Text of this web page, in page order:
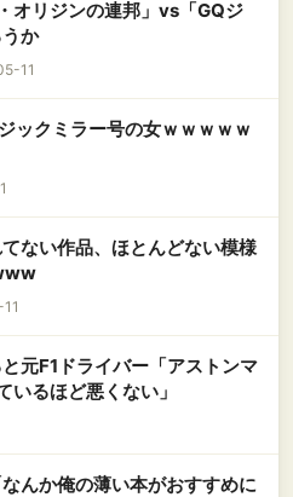
オリジンの連邦」vs「GQジ
か
11
ックミラー号の女ｗｗｗｗｗ
ない作品、ほとんどない模様
元F1ドライバー「アストンマ
るほど悪くない」
んか俺の薄い本がおすすめに